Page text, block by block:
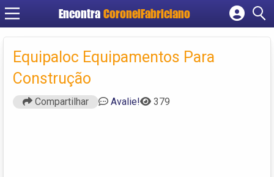
Encontra CoronelFabriciano
Cadastrar empresa
Criar conta
Equipaloc Equipamentos Para
Construção
Compartilhar Avalie! 379